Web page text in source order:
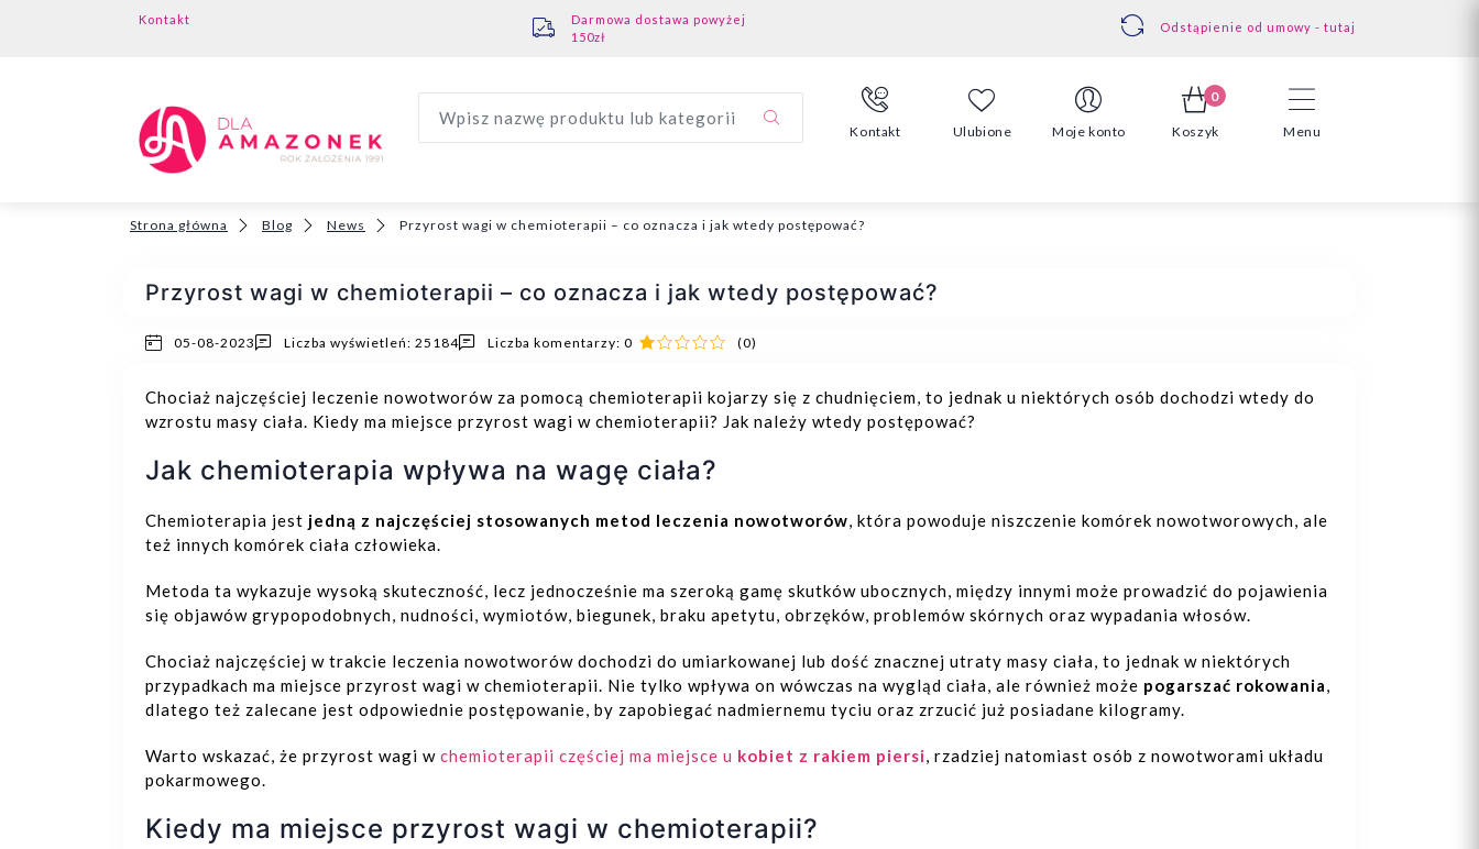
Kontakt
Darmowa dostawa powyżej
150zł
Odstąpienie od umowy - tutaj
Menu
Wpisz nazwę produktu lub kategorii
Kontakt Ulubione Moje konto
0
Koszyk
Strona główna Blog News Przyrost wagi w chemioterapii – co oznacza i jak wtedy postępować?
Przyrost wagi w chemioterapii – co oznacza i jak wtedy postępować?
05-08-2023 Liczba wyświetleń: 25184 Liczba komentarzy: 0 (0)
Chociaż najczęściej leczenie nowotworów za pomocą chemioterapii kojarzy się z chudnięciem, to jednak u niektórych osób dochodzi wtedy do
wzrostu masy ciała. Kiedy ma miejsce przyrost wagi w chemioterapii? Jak należy wtedy postępować?
Jak chemioterapia wpływa na wagę ciała?
Chemioterapia jest jedną z najczęściej stosowanych metod leczenia nowotworów , która powoduje niszczenie komórek nowotworowych, ale
też innych komórek ciała człowieka.
Metoda ta wykazuje wysoką skuteczność, lecz jednocześnie ma szeroką gamę skutków ubocznych, między innymi może prowadzić do pojawienia
się objawów grypopodobnych, nudności, wymiotów, biegunek, braku apetytu, obrzęków, problemów skórnych oraz wypadania włosów.
Chociaż najczęściej w trakcie leczenia nowotworów dochodzi do umiarkowanej lub dość znacznej utraty masy ciała, to jednak w niektórych
przypadkach ma miejsce przyrost wagi w chemioterapii. Nie tylko wpływa on wówczas na wygląd ciała, ale również może pogarszać rokowania
dlatego też zalecane jest odpowiednie postępowanie, by zapobiegać nadmiernemu tyciu oraz zrzucić już posiadane kilogramy.
Warto wskazać, że przyrost wagi w chemioterapii częściej ma miejsce u kobiet z rakiem piersi , rzadziej natomiast osób z nowotworami układu
pokarmowego.
Kiedy ma miejsce przyrost wagi w chemioterapii?